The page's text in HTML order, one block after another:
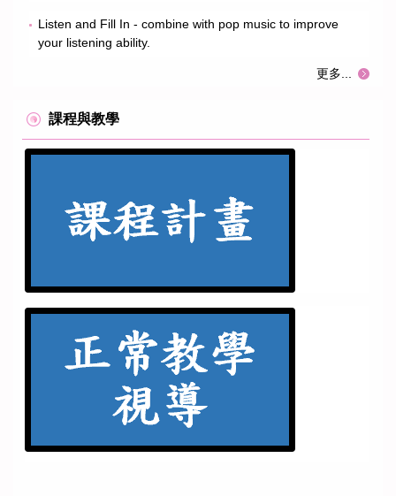
Listen and Fill In - combine with pop music to improve
your listening ability.
更多...
課程與教學